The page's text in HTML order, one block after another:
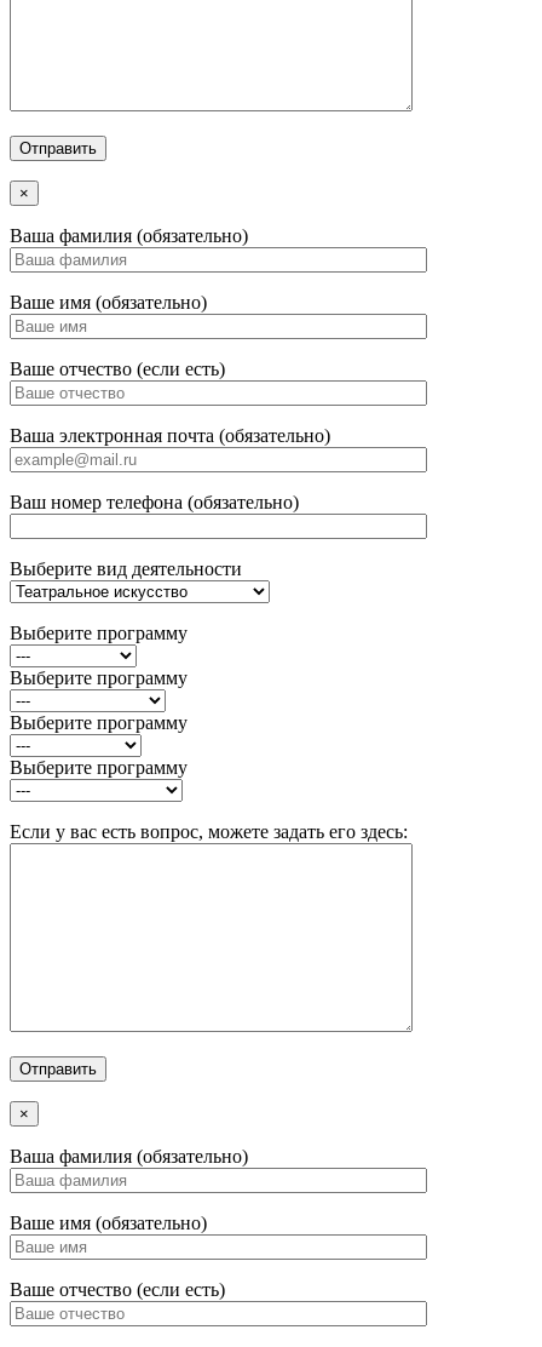
×
Ваша фамилия (обязательно)
Ваше имя (обязательно)
Ваше отчество (если есть)
Ваша электронная почта (обязательно)
Ваш номер телефона (обязательно)
Выберите вид деятельности
Выберите программу
Выберите программу
Выберите программу
Выберите программу
Если у вас есть вопрос, можете задать его здесь:
×
Ваша фамилия (обязательно)
Ваше имя (обязательно)
Ваше отчество (если есть)